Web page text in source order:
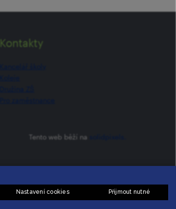
Kontakty
Tento web běží na
Přijmout nutné
Nastavení cookies